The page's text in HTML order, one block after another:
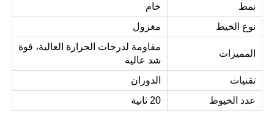
نمط
خام
نوع الخيط
مغزول
المميزات
مقاومة لدرجات الحرارة العالية، قوة
شد عالية
تقنيات
الدوران
عدد الخيوط
20 ثانية